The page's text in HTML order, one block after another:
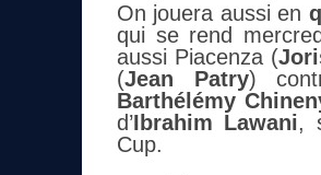
On jouera aussi en
qui se rend
aussi Piacenza (
(Jean Patry)
Barthélémy
d’Ibrahim Lawani,
Cup.